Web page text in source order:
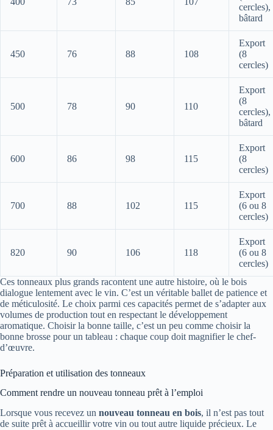
cercles),
bâtard
450 76 88 108
Export
(8
cercles)
500 78 90 110
Export
(8
cercles),
bâtard
600 86 98 115
Export
(8
cercles)
700 88 102 115
Export
(6 ou 8
cercles)
820 90 106 118
Export
(6 ou 8
cercles)
Ces tonneaux plus grands racontent une autre histoire, où le bois
dialogue lentement avec le vin. C’est un véritable ballet de patience et
de méticulosité. Le choix parmi ces capacités permet de s’adapter aux
volumes de production tout en respectant le développement
aromatique. Choisir la bonne taille, c’est un peu comme choisir la
bonne brosse pour un tableau : chaque coup doit magnifier le chef-
d’œuvre.
Préparation et utilisation des tonneaux
Comment rendre un nouveau tonneau prêt à l’emploi
Lorsque vous recevez un nouveau tonneau en bois, il n’est pas tout
de suite prêt à accueillir votre vin ou tout autre liquide précieux. Le